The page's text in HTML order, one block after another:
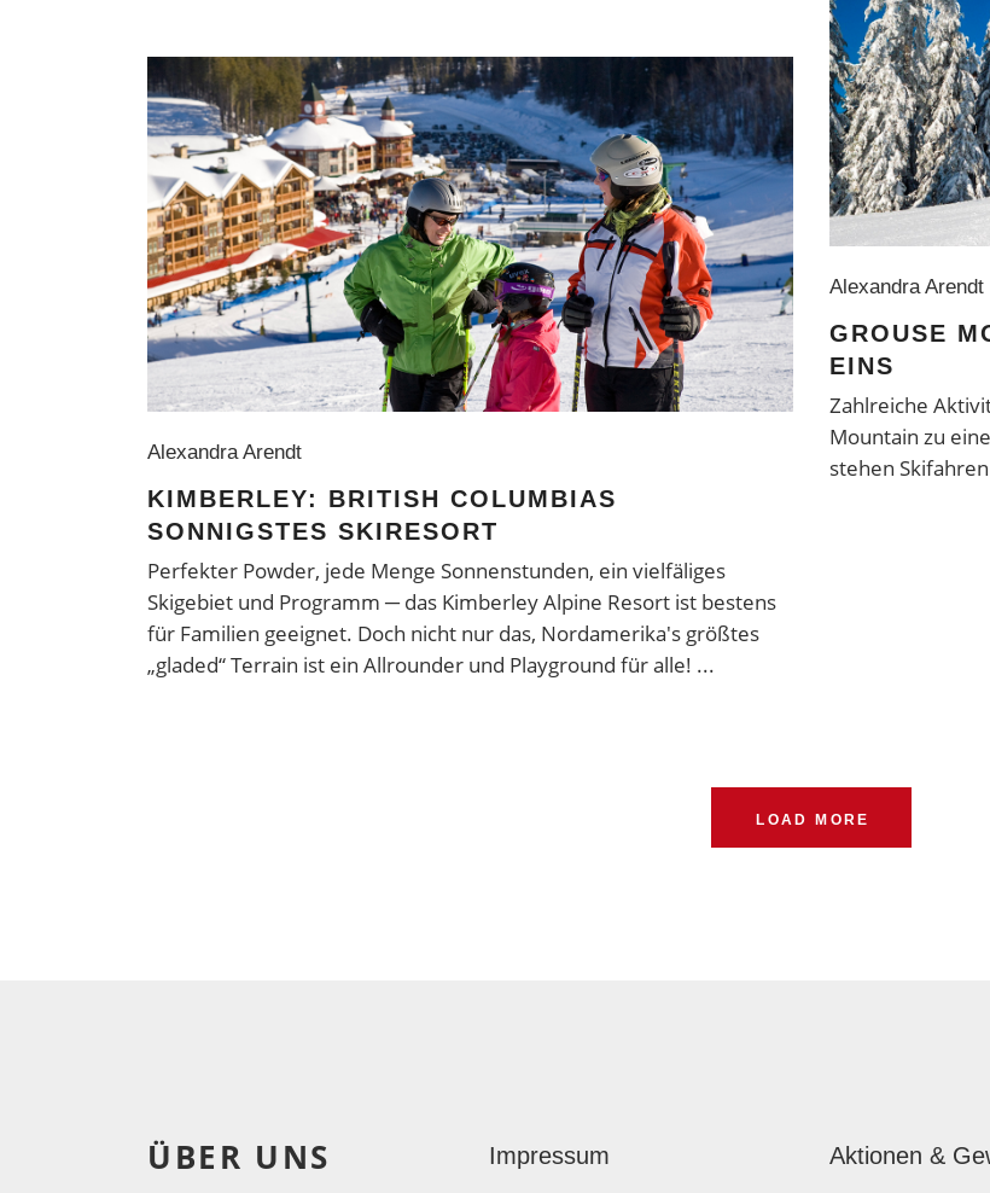
Alexandra Arendt
GROUSE
EINS
Zahlreiche
Mountain zu
stehen
Alexandra Arendt
KIMBERLEY: BRITISH COLUMBIAS
SONNIGSTES SKIRESORT
Perfekter Powder, jede Menge Sonnenstunden, ein vielfäliges
Skigebiet und Programm ─ das Kimberley Alpine Resort ist bestens
für Familien geeignet. Doch nicht nur das, Nordamerika's größtes
„gladed“ Terrain ist ein Allrounder und Playground für alle!
LOAD MORE
ÜBER UNS Impressum Aktionen &